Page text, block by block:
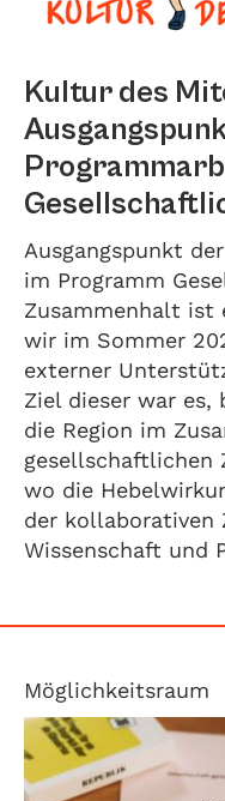
Kultur des
Ausgangspunkt
im Programm
Zusammenhalt ist
wir im Sommer
externer
Ziel dieser war es,
die Region im
gesellschaftlichen
wo die
der kollaborativen
Wissenschaft und
Möglichkeitsraum